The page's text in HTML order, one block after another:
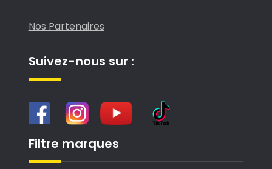
Nos Partenaires
Suivez-nous sur :
Filtre marques